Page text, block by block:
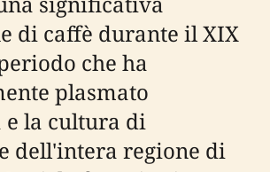
di caffè durante il XIX
che ha
plasmato
e la cultura di
dell'intera regione di